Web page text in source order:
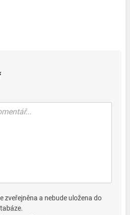
zveřejněna a nebude uložena do